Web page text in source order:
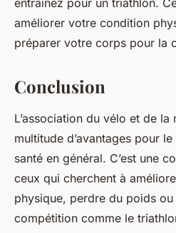
entraînez pour un triathlon.
améliorer votre condition
préparer votre corps pour la
Conclusion
L’association du vélo et de
multitude d’avantages pour
santé en général. C’est une
ceux qui cherchent à
physique, perdre du poids
compétition comme le